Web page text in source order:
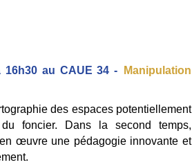
16h30 au CAUE 34 -
Manipulation
des espaces potentiellement
foncier. Dans la second temps,
œuvre une pédagogie innovante et